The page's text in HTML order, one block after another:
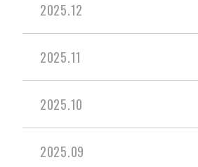
2025.12
2025.11
2025.10
2025.09